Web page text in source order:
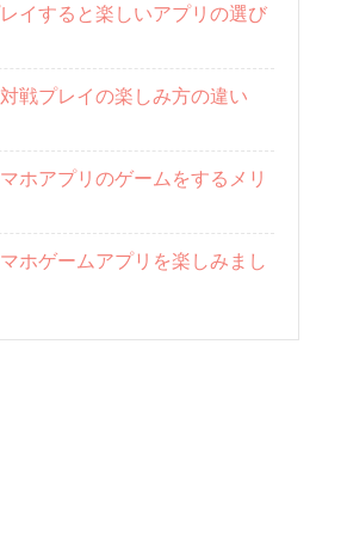
イすると楽しいアプリの選び
戦プレイの楽しみ方の違い
ホアプリのゲームをするメリ
ホゲームアプリを楽しみまし